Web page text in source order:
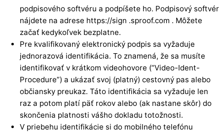
podpisového softvéru a podpíšete ho. Podpisový softvér
nájdete na adrese https://sign .sproof.com . Môžete
začať kedykoľvek bezplatne.
Pre kvalifikovaný elektronický podpis sa vyžaduje
jednorazová identifikácia. To znamená, že sa musíte
identifikovať v krátkom videohovore (“Video-Ident-
Procedure”) a ukázať svoj (platný) cestovný pas alebo
občiansky preukaz. Táto identifikácia sa vyžaduje len
raz a potom platí päť rokov alebo (ak nastane skôr) do
skončenia platnosti vášho dokladu totožnosti.
V priebehu identifikácie si do mobilného telefónu